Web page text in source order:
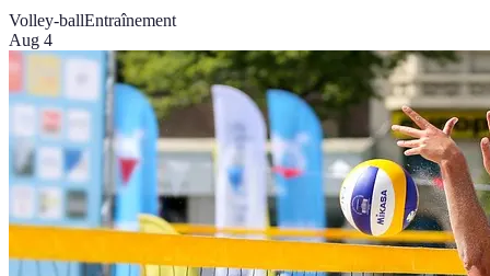
Volley-ballEntraînement
Aug 4